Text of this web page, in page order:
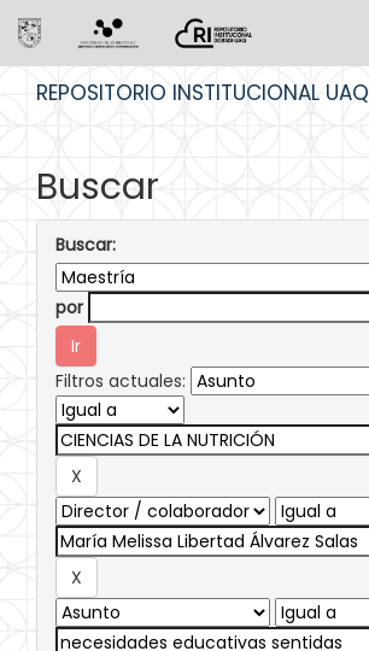
REPOSITORIO INSTITUCIONAL UAQ
Buscar
Buscar:
por
Filtros actuales: